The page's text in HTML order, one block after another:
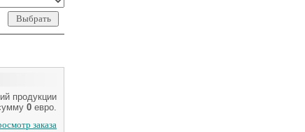
продукции
0 евро.
заказа